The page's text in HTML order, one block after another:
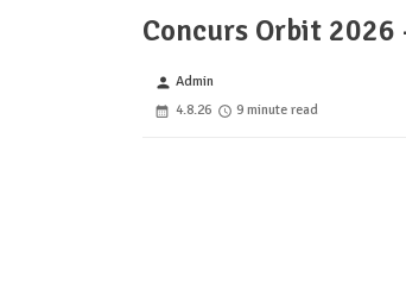
Concurs Orbit 2026
person Admin
4.8.26
9 minute read